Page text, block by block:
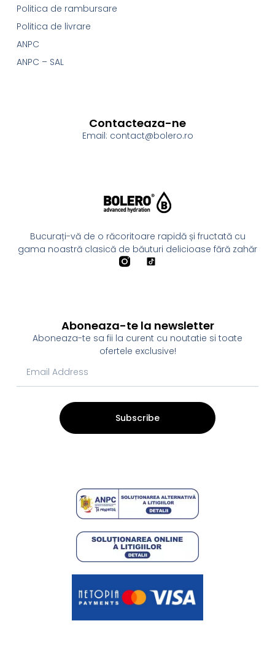
Bucurați-vă de o răcoritoare rapidă și fructată cu
gama noastră clasică de băuturi delicioase fără zahăr
Politica de rambursare
Politica de livrare
ANPC
ANPC – SAL
Contacteaza-ne
Email: contact@bolero.ro
Aboneaza-te la newsletter
Aboneaza-te sa fii la curent cu noutatie si toate
ofertele exclusive!
Subscribe